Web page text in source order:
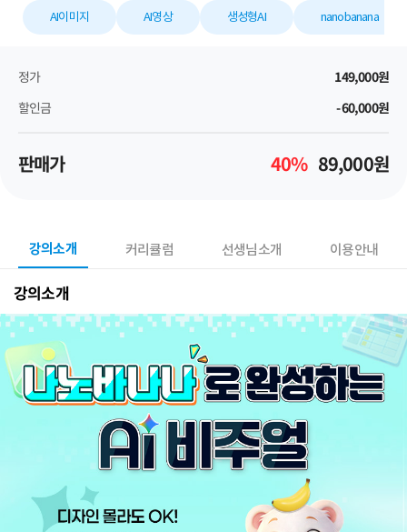
AI이미지 AI영상 생성형AI nanobanana
정가 149,000원
할인금
-60,000원
판매가 40% 89,000원
강의소개 커리큘럼 선생님소개 이용안내
강의소개